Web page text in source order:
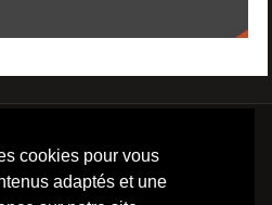
cookies pour vous
adaptés et une
A LA COMPETITION : AQUAGYM /
A PIED / NATATION / TRIATHLON /
MUSCULAIRE